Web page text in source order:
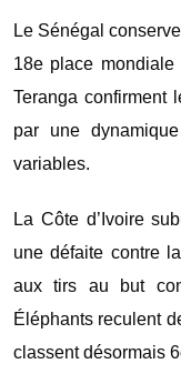
Le Sénégal
18e place
Teranga confirment
par une
variables.
La Côte d’Ivoire
une défaite contre
aux tirs au but
Éléphants reculent
classent désormais